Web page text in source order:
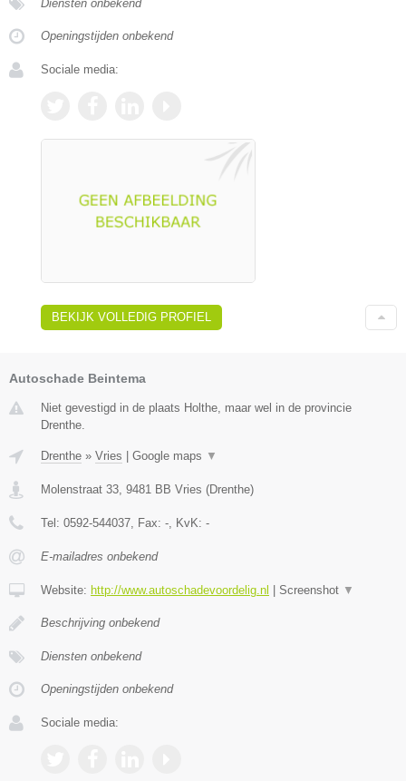
Diensten onbekend
Openingstijden onbekend
Sociale media:
BEKIJK VOLLEDIG PROFIEL
Autoschade Beintema
Niet gevestigd in de plaats Holthe, maar wel in de provincie
Drenthe.
Drenthe » Vries Google maps ▼
Molenstraat 33 9481 BB Vries (Drenthe)
Tel: 0592-544037 , Fax: - , KvK: -
E-mailadres onbekend
Website: http://www.autoschadevoordelig.nl Screenshot ▼
Beschrijving onbekend
Diensten onbekend
Openingstijden onbekend
Sociale media: